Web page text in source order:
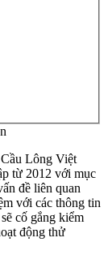
Lông Việt
từ 2012 với mục
đề liên quan
với các thông tin
cố gắng kiểm
động thử